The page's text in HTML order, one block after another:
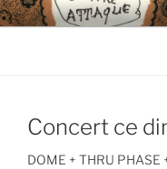
Aller
au
CIE LES
Concert ce
DOME + THRU PHASE